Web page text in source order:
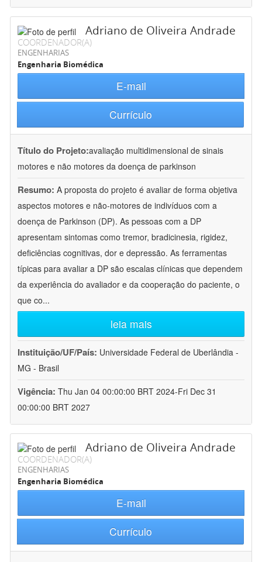
Adriano de Oliveira Andrade
COORDENADOR(A)
ENGENHARIAS
Engenharia Biomédica
E-mail
Currículo
Título do Projeto:avaliação multidimensional de sinais
motores e não motores da doença de parkinson
Resumo: A proposta do projeto é avaliar de forma objetiva
aspectos motores e não-motores de indivíduos com a
doença de Parkinson (DP). As pessoas com a DP
apresentam sintomas como tremor, bradicinesia, rigidez,
deficiências cognitivas, dor e depressão. As ferramentas
típicas para avaliar a DP são escalas clínicas que dependem
da experiência do avaliador e da cooperação do paciente, o
que co...
leia mais
Instituição/UF/País: Universidade Federal de Uberlândia -
MG - Brasil
Vigência: Thu Jan 04 00:00:00 BRT 2024-Fri Dec 31
00:00:00 BRT 2027
Adriano de Oliveira Andrade
COORDENADOR(A)
ENGENHARIAS
Engenharia Biomédica
E-mail
Currículo